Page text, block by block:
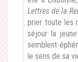
Lettres de la
prier toute les
séjour la
semblent
le sens de sa